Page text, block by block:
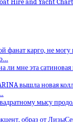
Hire and Yacht
фанат карго, не могу
мне эта сатиновая
вышла новая
мысу
образ от